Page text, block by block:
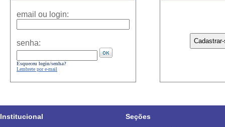
email ou login:
senha:
Esqueceu login/senha?
Lembrete por e-mail
Institucional Seções